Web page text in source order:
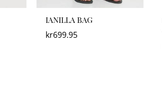
IANILLA BAG
kr699.95